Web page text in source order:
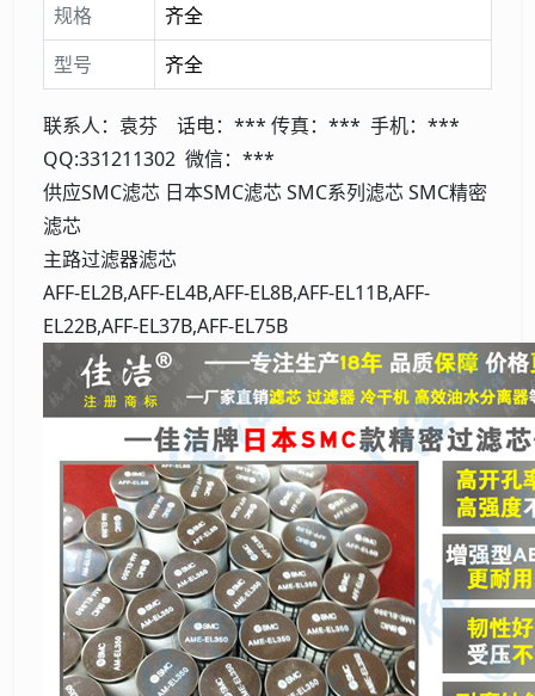
规格
齐全
型号
齐全
联系人：袁芬 话电：*** 传真：*** 手机：***
QQ:331211302 微信：***
供应SMC滤芯 日本SMC滤芯 SMC系列滤芯 SMC精密
滤芯
主路过滤器滤芯
AFF-EL2B,AFF-EL4B,AFF-EL8B,AFF-EL11B,AFF-
EL22B,AFF-EL37B,AFF-EL75B